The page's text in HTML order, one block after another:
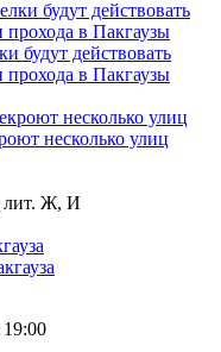
будут действовать
в Пакгаузы
несколько улиц
лит. Ж, И